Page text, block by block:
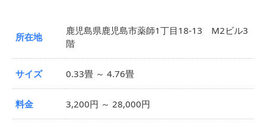
所在地
鹿児島県鹿児島市薬師1丁目18-13 M2ビル3
階
サイズ 0.33畳 ～ 4.76畳
料金 3,200円 ～ 28,000円